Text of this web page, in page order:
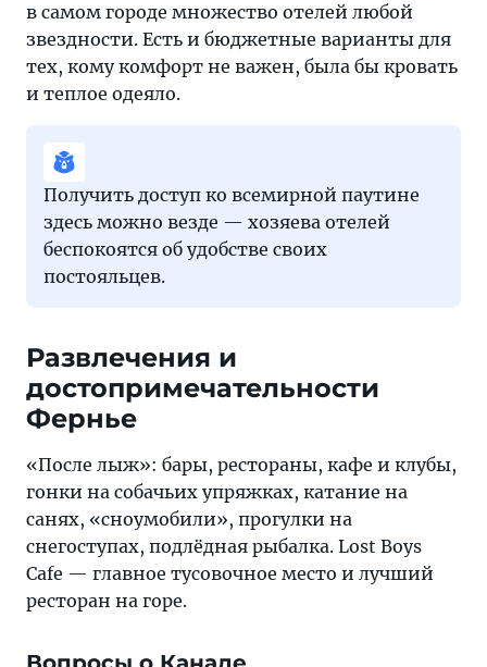
в самом городе множество отелей любой
звездности. Есть и бюджетные варианты для
тех, кому комфорт не важен, была бы кровать
и теплое одеяло.
Получить доступ ко всемирной паутине
здесь можно везде — хозяева отелей
беспокоятся об удобстве своих
постояльцев.
Развлечения и
достопримечательности
Фернье
«После лыж»: бары, рестораны, кафе и клубы,
гонки на собачьих упряжках, катание на
санях, «сноумобили», прогулки на
снегоступах, подлёдная рыбалка. Lost Boys
Cafe — главное тусовочное место и лучший
ресторан на горе.